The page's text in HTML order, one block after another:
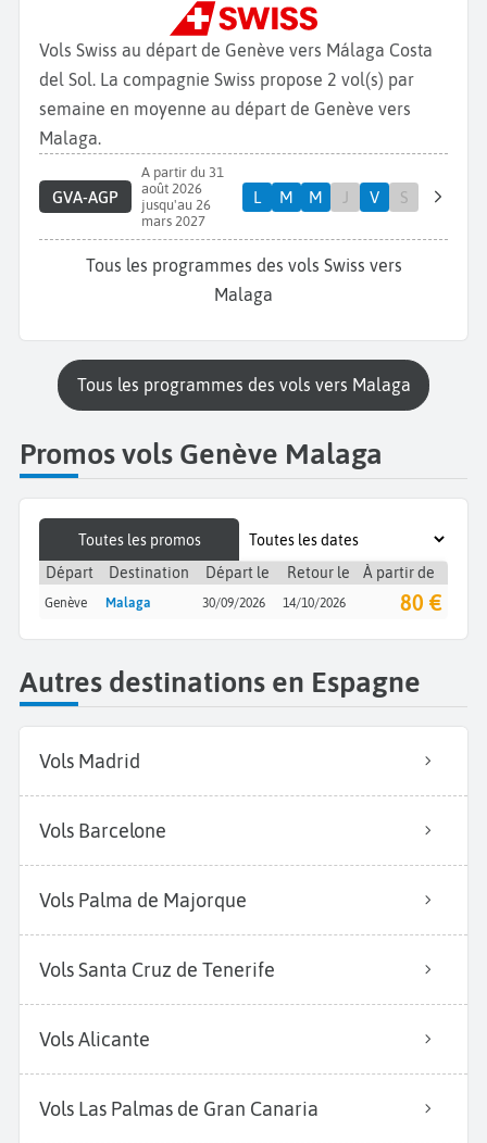
Vols Swiss au départ de Genève vers Málaga Costa
del Sol. La compagnie Swiss propose 2 vol(s) par
semaine en moyenne au départ de Genève vers
Malaga.
GVA-AGP
A partir du 31
août 2026
jusqu'au 26
mars 2027
L M M J V S
Tous les programmes des vols Swiss vers
Malaga
Tous les programmes des vols vers Malaga
Promos vols Genève Malaga
Toutes les promos
Départ
Destination Départ le Retour le À partir de
Genève Malaga 30/09/2026 14/10/2026 80 €
Autres destinations en Espagne
Vols Madrid
Vols Barcelone
Vols Palma de Majorque
Vols Santa Cruz de Tenerife
Vols Alicante
Vols Las Palmas de Gran Canaria